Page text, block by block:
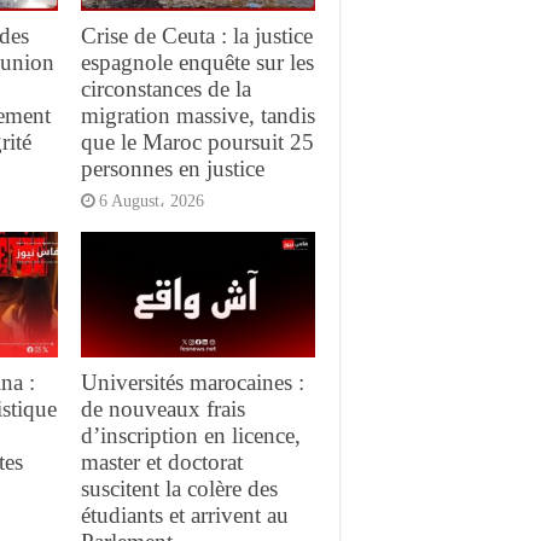
Crise de Ceuta : la justice
espagnole enquête sur les
circonstances de la
migration massive, tandis
que le Maroc poursuit 25
personnes en justice
6 August، 2026
:
Universités marocaines :
de nouveaux frais
d’inscription en licence,
master et doctorat
suscitent la colère des
étudiants et arrivent au